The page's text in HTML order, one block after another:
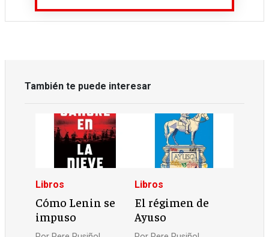
También te puede interesar
Libros
Cómo Lenin se
impuso
Libros
El régimen de
Ayuso